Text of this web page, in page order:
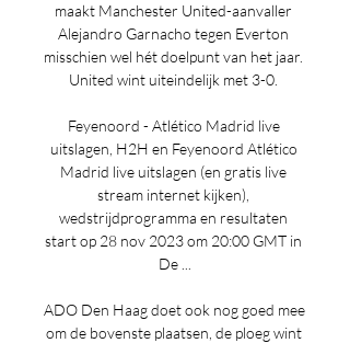
maakt Manchester United-aanvaller
Alejandro Garnacho tegen Everton
misschien wel hét doelpunt van het jaar.
United wint uiteindelijk met 3-0.
Feyenoord - Atlético Madrid live
uitslagen, H2H en Feyenoord Atlético
Madrid live uitslagen (en gratis live
stream internet kijken),
wedstrijdprogramma en resultaten
start op 28 nov 2023 om 20:00 GMT in
De ...
ADO Den Haag doet ook nog goed mee
om de bovenste plaatsen, de ploeg wint